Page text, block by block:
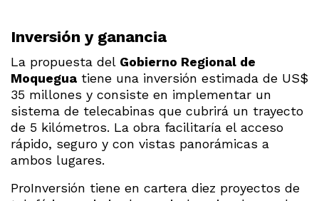
Inversión y ganancia
La propuesta del Gobierno Regional de
Moquegua tiene una inversión estimada de US$
35 millones y consiste en implementar un
sistema de telecabinas que cubrirá un trayecto
de 5 kilómetros. La obra facilitaría el acceso
rápido, seguro y con vistas panorámicas a
ambos lugares.
ProInversión tiene en cartera diez proyectos de